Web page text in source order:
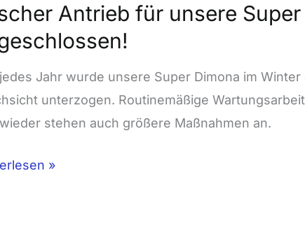
Antrieb für unsere
Jahr wurde unsere Super Dimona im
unterzogen. Routinemäßige
stehen auch größere Maßnahmen an.
»